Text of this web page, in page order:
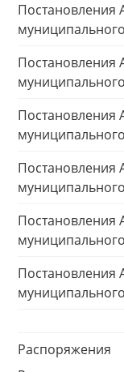
Постановления
Постановления
Постановления
Постановления
Постановления
Постановления
Распоряжения